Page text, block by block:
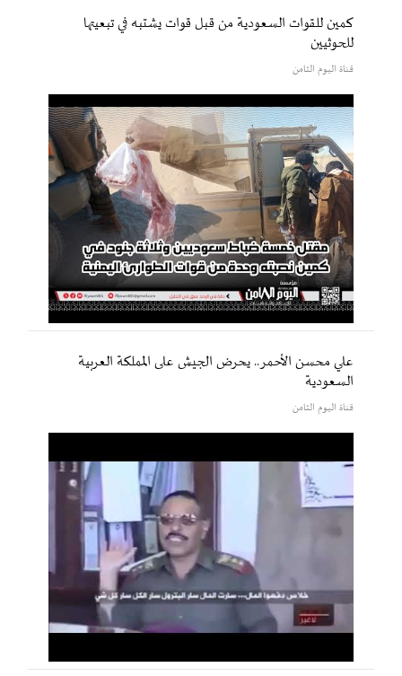
كمين للقوات السعودية من قبل قوات يشتبه في تبعيتها
للحوثيين
قناة اليوم الثامن
علي محسن الأحمر.. يحرض الجيش على المملكة العربية
السعودية
قناة اليوم الثامن